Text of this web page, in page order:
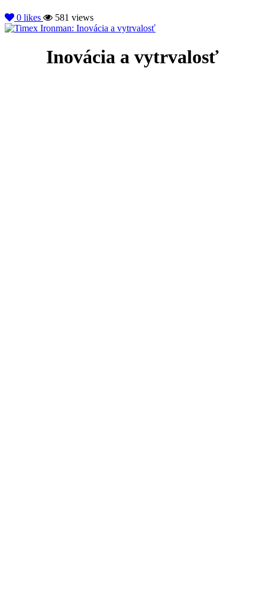
0 likes 581 views
Inovácia a vytrvalosť